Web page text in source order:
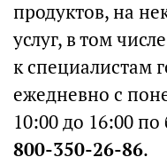
продуктов, на
услуг, в том
к специалистам
ежедневно с
10:00 до 16:00
800-350-26-86.